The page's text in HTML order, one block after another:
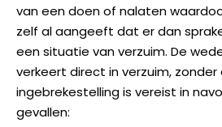
van een doen of nalaten
zelf al aangeeft dat er dan
een situatie van verzuim. De
verkeert direct in verzuim,
ingebrekestelling is vereist in
gevallen: